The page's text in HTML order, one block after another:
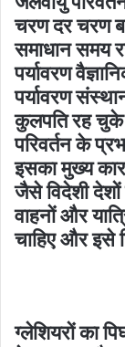
चरण दर चरण
समाधान समय
पर्यावरण
पर्यावरण
कुलपति रह चुके
परिवर्तन के
इसका मुख्य
जैसे विदेशी देशों
वाहनों और
चाहिए और इसे
ग्लेशियरों का